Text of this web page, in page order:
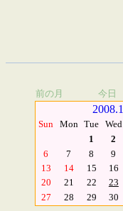
前の月 今日
2008.1
Sun Mon Tue Wed
1
2
6
7 8 9
13
14 15 16
20
21 22 23
27
28 29 30